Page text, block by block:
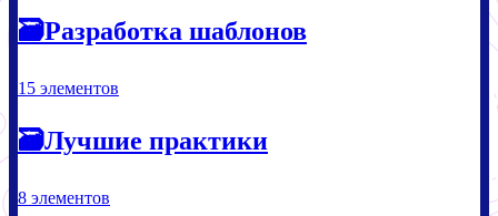
🗃Разработка шаблонов
15 элементов
🗃Лучшие практики
8 элементов